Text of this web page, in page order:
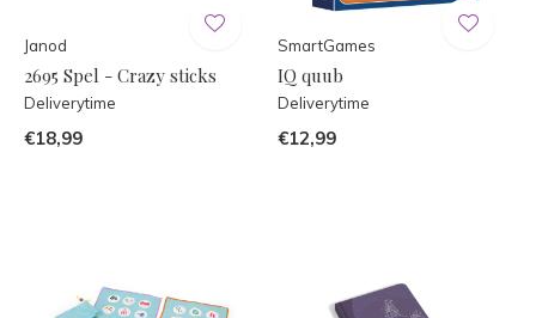
Janod
2695 Spel - Crazy sticks
Deliverytime
€18,99
SmartGames
IQ quub
Deliverytime
€12,99